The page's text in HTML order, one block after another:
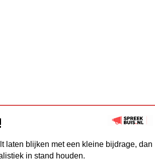
laten blijken met een kleine bijdrage, dan
in stand houden.